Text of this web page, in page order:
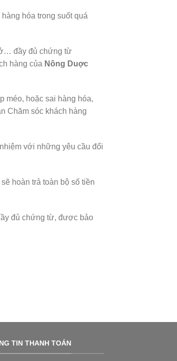
hóa trong suốt quá
đầy đủ chứng từ
hàng của Nông Duợc
méo, hoặc sai hàng hóa,
Chăm sóc khách hàng
với những yêu cầu đổi
sẽ hoàn trả toàn bộ số tiền
đủ chứng từ, được bảo
TIN THANH TOÁN